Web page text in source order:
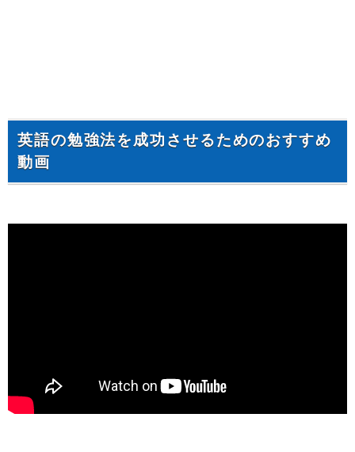
英語の勉強法を成功させるためのおすすめ
動画